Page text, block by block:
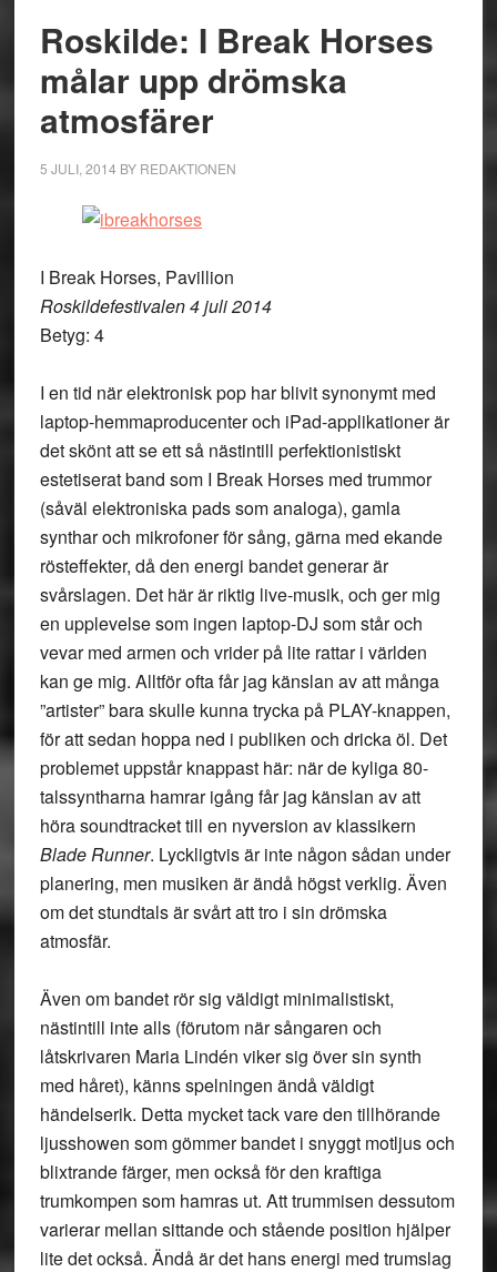
Roskilde: I Break Horses
målar upp drömska
atmosfärer
5 JULI, 2014 BY REDAKTIONEN
I Break Horses, Pavillion
Roskildefestivalen 4 juli 2014
Betyg: 4
I en tid när elektronisk pop har blivit synonymt med
laptop-hemmaproducenter och iPad-applikationer är
det skönt att se ett så nästintill perfektionistiskt
estetiserat band som I Break Horses med trummor
(såväl elektroniska pads som analoga), gamla
synthar och mikrofoner för sång, gärna med ekande
rösteffekter, då den energi bandet generar är
svårslagen. Det här är riktig live-musik, och ger mig
en upplevelse som ingen laptop-DJ som står och
vevar med armen och vrider på lite rattar i världen
kan ge mig. Alltför ofta får jag känslan av att många
”artister” bara skulle kunna trycka på PLAY-knappen,
för att sedan hoppa ned i publiken och dricka öl. Det
problemet uppstår knappast här: när de kyliga 80-
talssyntharna hamrar igång får jag känslan av att
höra soundtracket till en nyversion av klassikern
Blade Runner. Lyckligtvis är inte någon sådan under
planering, men musiken är ändå högst verklig. Även
om det stundtals är svårt att tro i sin drömska
atmosfär.
Även om bandet rör sig väldigt minimalistiskt,
nästintill inte alls (förutom när sångaren och
låtskrivaren Maria Lindén viker sig över sin synth
med håret), känns spelningen ändå väldigt
händelserik. Detta mycket tack vare den tillhörande
ljusshowen som gömmer bandet i snyggt motljus och
blixtrande färger, men också för den kraftiga
trumkompen som hamras ut. Att trummisen dessutom
varierar mellan sittande och stående position hjälper
lite det också. Ändå är det hans energi med trumslag